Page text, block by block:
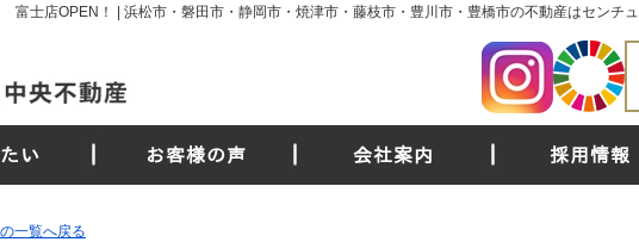
い お客様の声 会社案内 採用情報
一覧へ戻る